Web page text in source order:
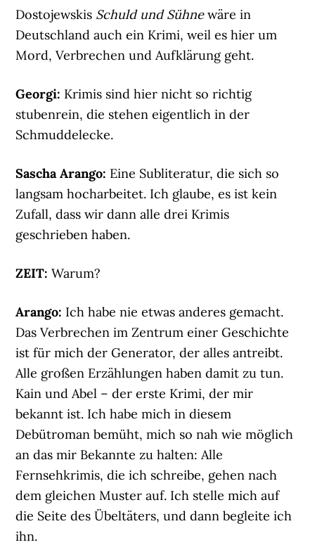
Dostojewskis Schuld und Sühnewäre in
Deutschland auch ein Krimi, weil es hier um
Mord, Verbrechen und Aufklärung geht.
Georgi: Krimis sind hier nicht so richtig
stubenrein, die stehen eigentlich in der
Schmuddelecke.
Sascha Arango: Eine Subliteratur, die sich so
langsam hocharbeitet. Ich glaube, es ist kein
Zufall, dass wir dann alle drei Krimis
geschrieben haben.
ZEIT: Warum?
Arango: Ich habe nie etwas anderes gemacht.
Das Verbrechen im Zentrum einer Geschichte
ist für mich der Generator, der alles antreibt.
Alle großen Erzählungen haben damit zu tun.
Kain und Abel – der erste Krimi, der mir
bekannt ist. Ich habe mich in diesem
Debütroman bemüht, mich so nah wie möglich
an das mir Bekannte zu halten: Alle
Fernsehkrimis, die ich schreibe, gehen nach
dem gleichen Muster auf. Ich stelle mich auf
die Seite des Übeltäters, und dann begleite ich
ihn.